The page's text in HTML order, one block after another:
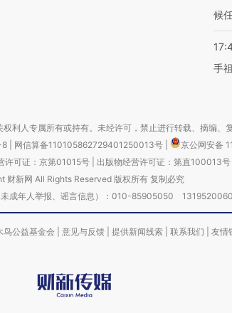
候
手
利人专属所有或持有。未经许可，禁止进行转载、摘编、
8 网信算备110105862729401250013号
京公网安备
许可证：京第01015号| 出版物经营许可证：第直100013号
财新网 All Rights Reserved 版权所有 复制必究
未成年人举报、谣言信息）：010-85905050
鸟公益基金会 意见与反馈 提供新闻线索 联系我们 友情